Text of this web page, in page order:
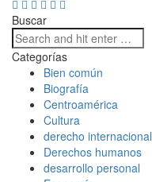
Buscar
Categorías
Bien común
Biografía
Centroamérica
Cultura
derecho internacional
Derechos humanos
desarrollo personal